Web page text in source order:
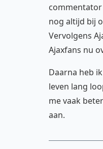
nog altijd bij
Vervolgens
Ajaxfans nu
Daarna heb
leven lang
me vaak
aan.